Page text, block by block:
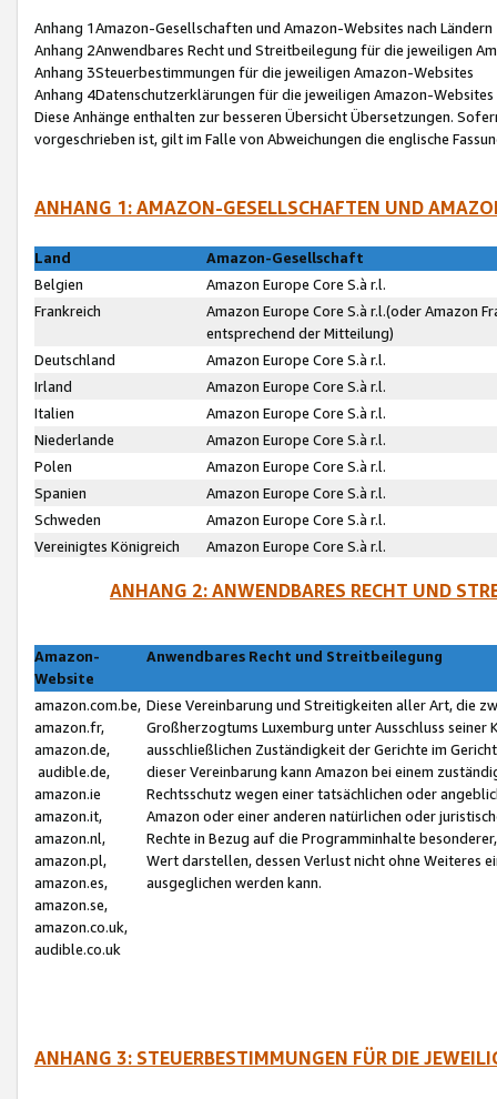
Anhang 1Amazon-Gesellschaften und Amazon-Websites nach Ländern
Anhang 2Anwendbares Recht und Streitbeilegung für die jeweiligen
Anhang 3Steuerbestimmungen für die jeweiligen Amazon-Websites
Anhang 4Datenschutzerklärungen für die jeweiligen Amazon-Websites
Diese Anhänge enthalten zur besseren Übersicht Übersetzungen.
vorgeschrieben ist, gilt im Falle von Abweichungen die englische
ANHANG 1: AMAZON-GESELLSCHAFTEN UND
Land
Amazon-Gesellschaft
Belgien
Amazon Europe Core S.à r.l.
Frankreich
Amazon Europe Core S.à r.l.(oder Amazon
entsprechend der Mitteilung)
Deutschland
Amazon Europe Core S.à r.l.
Irland
Amazon Europe Core S.à r.l.
Italien
Amazon Europe Core S.à r.l.
Niederlande
Amazon Europe Core S.à r.l.
Polen
Amazon Europe Core S.à r.l.
Spanien
Amazon Europe Core S.à r.l.
Schweden
Amazon Europe Core S.à r.l.
Vereinigtes Königreich
Amazon Europe Core S.à r.l.
ANHANG 2: ANWENDBARES RECHT UND
Amazon-
Website
Anwendbares Recht und Streitbeilegung
amazon.com.be,
amazon.fr,
amazon.de,
audible.de,
amazon.ie
amazon.it,
amazon.nl,
amazon.pl,
amazon.es,
amazon.se,
amazon.co.uk,
audible.co.uk
Diese Vereinbarung und Streitigkeiten aller Art, die
Großherzogtums Luxemburg unter Ausschluss
ausschließlichen Zuständigkeit der Gerichte im
dieser Vereinbarung kann Amazon bei einem
Rechtsschutz wegen einer tatsächlichen oder
Amazon oder einer anderen natürlichen oder
Rechte in Bezug auf die Programminhalte
Wert darstellen, dessen Verlust nicht ohne Weiteres
ausgeglichen werden kann.
ANHANG 3: STEUERBESTIMMUNGEN FÜR DIE